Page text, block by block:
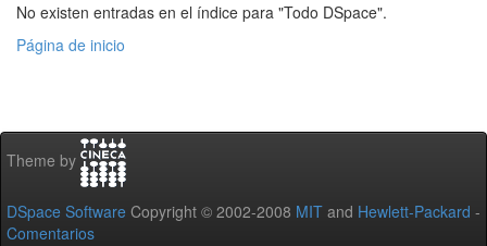
No existen entradas en el índice para "Todo DSpace".
Página de inicio
Theme by
DSpace Software Copyright © 2002-2008 MIT and Hewlett-Packard -
Comentarios